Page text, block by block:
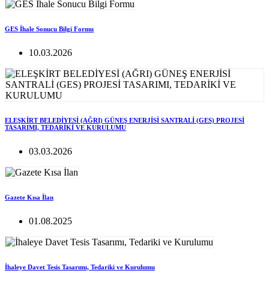
GES İhale Sonucu Bilgi Formu
10.03.2026
ELEŞKİRT BELEDİYESİ (AĞRI) GÜNEŞ ENERJİSİ SANTRALİ (GES) PROJESİ
TASARIMI, TEDARİKİ VE KURULUMU
03.03.2026
Gazete Kısa İlan
01.08.2025
İhaleye Davet Tesis Tasarımı, Tedariki ve Kurulumu